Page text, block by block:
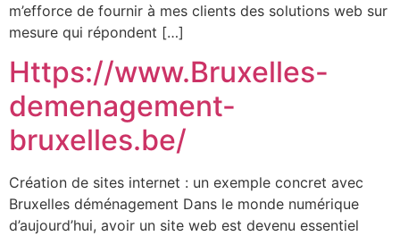
m’efforce de fournir à mes clients des solutions web sur
mesure qui répondent […]
Https://www.Bruxelles-
demenagement-
bruxelles.be/
Création de sites internet : un exemple concret avec
Bruxelles déménagement Dans le monde numérique
d’aujourd’hui, avoir un site web est devenu essentiel